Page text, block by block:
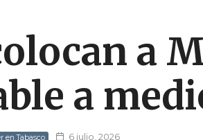
a
a
en Tabasco 6 julio, 2026